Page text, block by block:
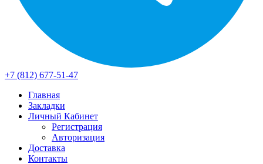
+7 (812) 677-51-47
Главная
Закладки
Личный Кабинет
Регистрация
Авторизация
Доставка
Контакты